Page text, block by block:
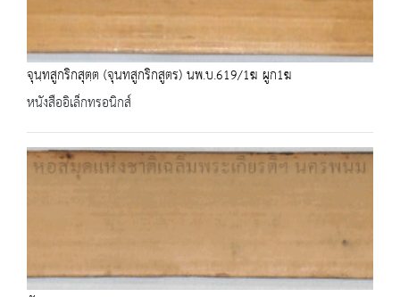
จุนฺทสูกริกสุตฺต (จุนทสูกริกสูตร) นพ.บ.619/1ฆ ผูก1ฆ
หนังสืออิเล็กทรอนิกส์